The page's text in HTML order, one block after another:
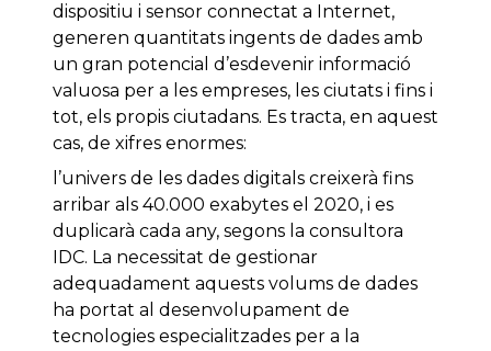
dispositiu i sensor connectat a Internet,
generen quantitats ingents de dades amb
un gran potencial d’esdevenir informació
valuosa per a les empreses, les ciutats i fins i
tot, els propis ciutadans. Es tracta, en aquest
cas, de xifres enormes:
l’univers de les dades digitals creixerà fins
arribar als 40.000 exabytes el 2020, i es
duplicarà cada any, segons la consultora
IDC. La necessitat de gestionar
adequadament aquests volums de dades
ha portat al desenvolupament de
tecnologies especialitzades per a la